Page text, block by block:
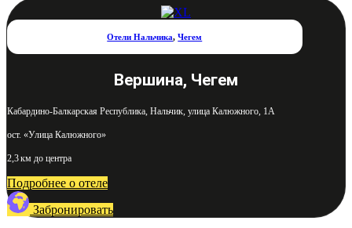
Отели Нальчика,Чегем
Вершина, Чегем
Кабардино-Балкарская Республика, Нальчик, улица Калюжного, 1А
ост. «Улица Калюжного»
2,3 км до центра
Подробнее о отеле
Забронировать